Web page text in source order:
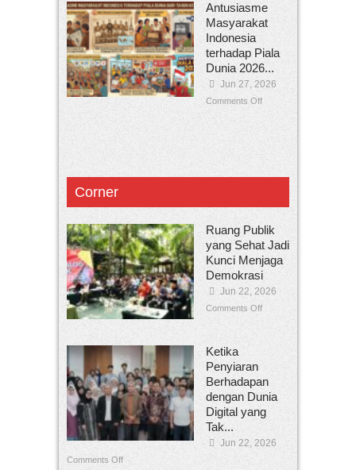
Antusiasme
Masyarakat
Indonesia
terhadap Piala
Dunia 2026...
Jun 27, 2026
Comments Off
Corner
Ruang Publik
yang Sehat Jadi
Kunci Menjaga
Demokrasi
Jun 22, 2026
Comments Off
Ketika
Penyiaran
Berhadapan
dengan Dunia
Digital yang
Tak...
Jun 22, 2026
Comments Off